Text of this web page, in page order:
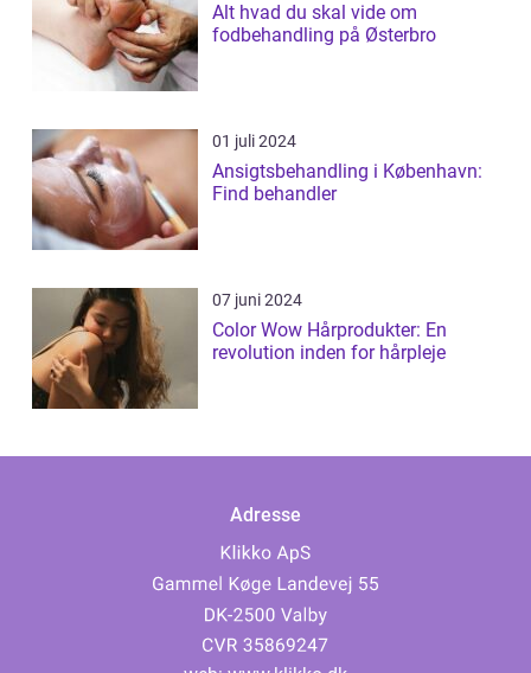
Alt hvad du skal vide om
fodbehandling på Østerbro
01 juli 2024
Ansigtsbehandling i København:
Find behandler
07 juni 2024
Color Wow Hårprodukter: En
revolution inden for hårpleje
Adresse